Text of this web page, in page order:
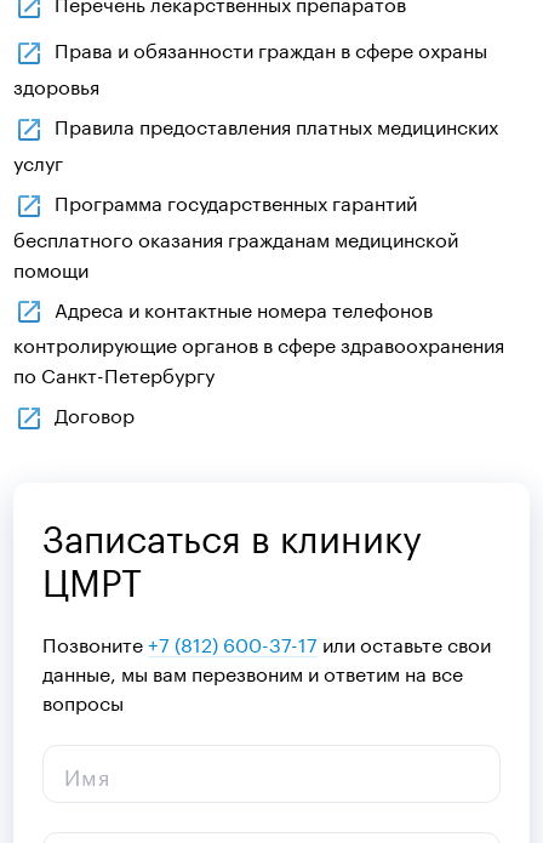
Права и обязанности граждан в сфере охраны
здоровья
Правила предоставления платных медицинских
услуг
Программа государственных гарантий
бесплатного оказания гражданам медицинской
помощи
Адреса и контактные номера телефонов
контролирующие органов в сфере здравоохранения
по Санкт-Петербургу
Договор
Записаться в клинику
ЦМРТ
Позвоните+7 (812) 600-37-17 или оставьте свои
данные, мы вам перезвоним и ответим на все
вопросы
Имя